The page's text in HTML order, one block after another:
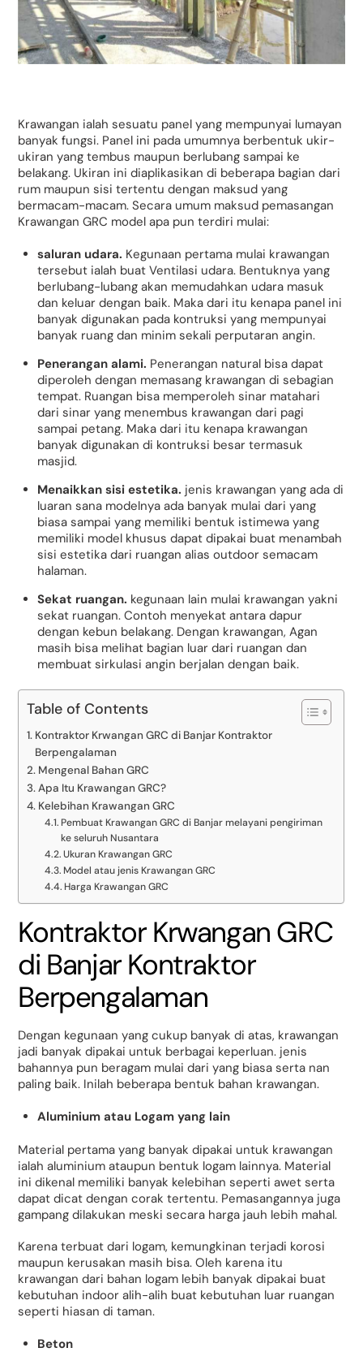
Krawangan ialah sesuatu panel yang mempunyai lumayan
banyak fungsi. Panel ini pada umumnya berbentuk ukir-
ukiran yang tembus maupun berlubang sampai ke
belakang. Ukiran ini diaplikasikan di beberapa bagian dari
rum maupun sisi tertentu dengan maksud yang
bermacam-macam. Secara umum maksud pemasangan
Krawangan GRC model apa pun terdiri mulai:
saluran udara. Kegunaan pertama mulai krawangan
tersebut ialah buat Ventilasi udara. Bentuknya yang
berlubang-lubang akan memudahkan udara masuk
dan keluar dengan baik. Maka dari itu kenapa panel ini
banyak digunakan pada kontruksi yang mempunyai
banyak ruang dan minim sekali perputaran angin.
Penerangan alami. Penerangan natural bisa dapat
diperoleh dengan memasang krawangan di sebagian
tempat. Ruangan bisa memperoleh sinar matahari
dari sinar yang menembus krawangan dari pagi
sampai petang. Maka dari itu kenapa krawangan
banyak digunakan di kontruksi besar termasuk
masjid.
Menaikkan sisi estetika. jenis krawangan yang ada di
luaran sana modelnya ada banyak mulai dari yang
biasa sampai yang memiliki bentuk istimewa yang
memiliki model khusus dapat dipakai buat menambah
sisi estetika dari ruangan alias outdoor semacam
halaman.
Sekat ruangan. kegunaan lain mulai krawangan yakni
sekat ruangan. Contoh menyekat antara dapur
dengan kebun belakang. Dengan krawangan, Agan
masih bisa melihat bagian luar dari ruangan dan
membuat sirkulasi angin berjalan dengan baik.
Table of Contents
Kontraktor Krwangan GRC di Banjar Kontraktor
Berpengalaman
Mengenal Bahan GRC
Apa Itu Krawangan GRC?
Kelebihan Krawangan GRC
Pembuat Krawangan GRC di Banjar melayani pengiriman
ke seluruh Nusantara
Ukuran Krawangan GRC
Model atau jenis Krawangan GRC
Harga Krawangan GRC
Kontraktor Krwangan GRC
di Banjar Kontraktor
Berpengalaman
Dengan kegunaan yang cukup banyak di atas, krawangan
jadi banyak dipakai untuk berbagai keperluan. jenis
bahannya pun beragam mulai dari yang biasa serta nan
paling baik. Inilah beberapa bentuk bahan krawangan.
Aluminium atau Logam yang lain
Material pertama yang banyak dipakai untuk krawangan
ialah aluminium ataupun bentuk logam lainnya. Material
ini dikenal memiliki banyak kelebihan seperti awet serta
dapat dicat dengan corak tertentu. Pemasangannya juga
gampang dilakukan meski secara harga jauh lebih mahal.
Karena terbuat dari logam, kemungkinan terjadi korosi
maupun kerusakan masih bisa. Oleh karena itu
krawangan dari bahan logam lebih banyak dipakai buat
kebutuhan indoor alih-alih buat kebutuhan luar ruangan
seperti hiasan di taman.
Beton